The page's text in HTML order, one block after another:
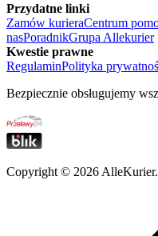
Przydatne linki
Zamów kurieraCentrum
nasPoradnikGrupa Allekurier
Kwestie prawne
RegulaminPolityka
Bezpiecznie obsługujemy
Copyright © 2026